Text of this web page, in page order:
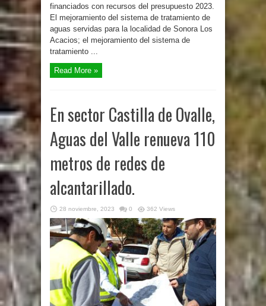
financiados con recursos del presupuesto 2023.
El mejoramiento del sistema de tratamiento de
aguas servidas para la localidad de Sonora Los
Acacios; el mejoramiento del sistema de
tratamiento ...
Read More »
En sector Castilla de Ovalle,
Aguas del Valle renueva 110
metros de redes de
alcantarillado.
28 noviembre, 2023 0 362 Views